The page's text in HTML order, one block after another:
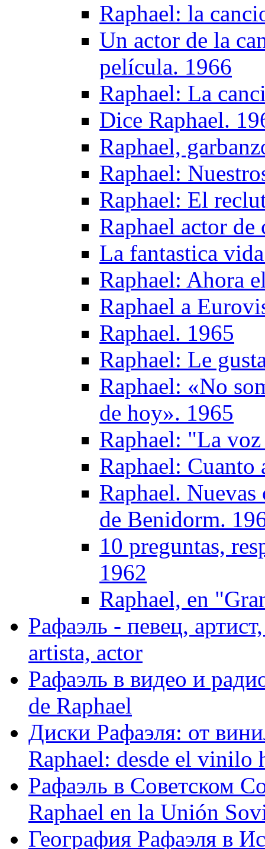
Raphael: la
Un actor de la
película. 1966
Raphael: La
Dice Raphael.
Raphael,
Raphael:
Raphael: El
Raphael actor de
La fantastica
Raphael: Ahora
Raphael a
Raphael. 1965
Raphael: Le
Raphael: «No
de hoy». 1965
Raphael: "La
Raphael: Cuanto
Raphael.
de Benidorm.
10 preguntas,
1962
Raphael, en
Рафаэль - певец,
artista, actor
Рафаэль в видео и
de Raphael
Диски Рафаэля: от
Raphael: desde el vinilo
Рафаэль в Советском
Raphael en la Unión
География Рафаэля в